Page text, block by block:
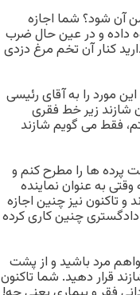
آن شود؟ شما اجازه
و ۴۰۰ میلیون تومان رشوه داده و در عین حال ضرب
کنار آن تخم مرغ دزدی
مورد را به آقای رئیسی
۹۰ درصد مردم شهرستان شازند زیر خط فقری
فقط می گویم شازند
پرده ها را مطرح کنم و
به عنوان نماینده
تاکنون نیز چنین اجازه
دادگستری چنین کاری کرده
مرد باشید و از پشت
قرار دهید. شما تاکنون